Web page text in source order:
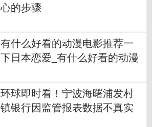
心的步骤
有什么好看的动漫电影推荐一
下日本恋爱_有什么好看的动漫
环球即时看！宁波海曙浦发村
镇银行因监管报表数据不真实